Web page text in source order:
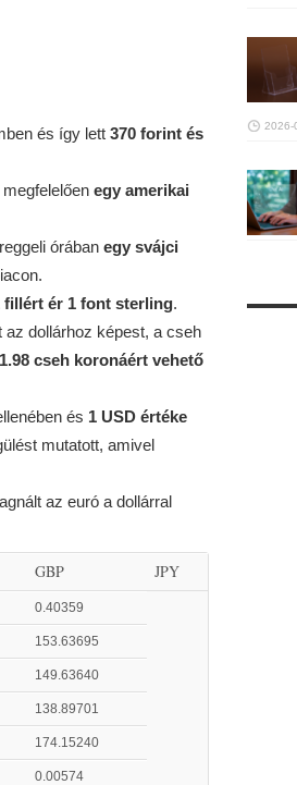
és így lett 370 forint és
egy amerikai
órában egy svájci
fillért ér 1 font sterling.
az dollárhoz képest, a cseh
cseh koronáért vehető
és 1 USD értéke
mutatott, amivel
az euró a dollárral
GBP JPY
0.40359
153.63695
149.63640
138.89701
174.15240
0.00574
2026-